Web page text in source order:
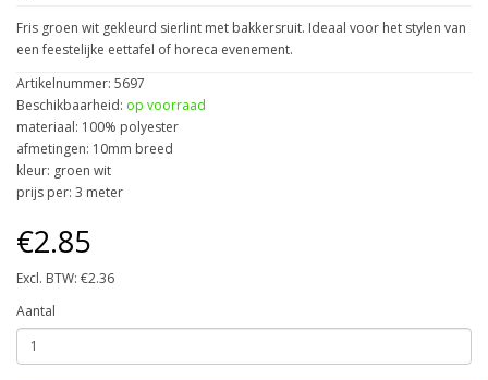
Fris groen wit gekleurd sierlint met bakkersruit. Ideaal voor het stylen van
een feestelijke eettafel of horeca evenement.
Artikelnummer: 5697
Beschikbaarheid: op voorraad
materiaal: 100% polyester
afmetingen: 10mm breed
kleur: groen wit
prijs per: 3 meter
€2.85
Excl. BTW: €2.36
Aantal